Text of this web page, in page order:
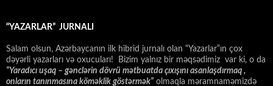
“YAZARLAR” JURNALI
Salam olsun, Azərbaycanın ilk hibrid jurnalı olan “Yazarlar”ın çox
dəyərli yazarları və oxucuları! Bizim yalnız bir məqsədimiz var ki, o da
“Yaradıcı uşaq – gәnclәrin dövrü mәtbuatda çıxışını asanlaşdırmaq ,
onların tanınmasına kömәklik göstәrmәk” olmaqla məramnaməmizdə